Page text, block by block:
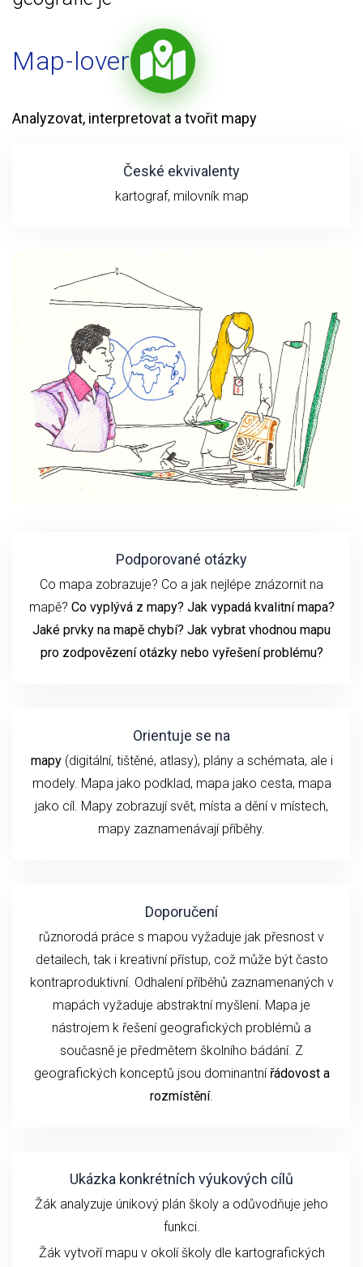
Map-lover
Analyzovat, interpretovat a tvořit mapy
České ekvivalenty
kartograf, milovník map
Podporované otázky
Co mapa zobrazuje? Co a jak nejlépe znázornit na
mapě? Co vyplývá z mapy? Jak vypadá kvalitní mapa?
Jaké prvky na mapě chybí? Jak vybrat vhodnou mapu
pro zodpovězení otázky nebo vyřešení problému?
Orientuje se na
mapy(digitální, tištěné, atlasy), plány a schémata, ale i
modely. Mapa jako podklad, mapa jako cesta, mapa
jako cíl. Mapy zobrazují svět, místa a dění v místech,
mapy zaznamenávají příběhy.
Doporučení
různorodá práce s mapou vyžaduje jak přesnost v
detailech, tak i kreativní přístup, což může být často
kontraproduktivní. Odhalení příběhů zaznamenaných v
mapách vyžaduje abstraktní myšlení. Mapa je
nástrojem k řešení geografických problémů a
současně je předmětem školního bádání. Z
geografických konceptů jsou dominantní řádovost a
rozmístění.
Ukázka konkrétních výukových cílů
Žák analyzuje únikový plán školy a odůvodňuje jeho
funkci.
Žák vytvoří mapu v okolí školy dle kartografických